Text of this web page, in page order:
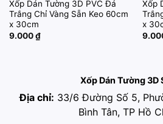
Xốp Dán Tường 3D PVC Đá
Trắng Chỉ Vàng Sẵn Keo 60cm
x 30cm
9.000₫
Xốp
x
Xốp Dán Tường 3D
Địa chỉ: 33/6 Đường Số 5,
Bình Tân, TP Hồ